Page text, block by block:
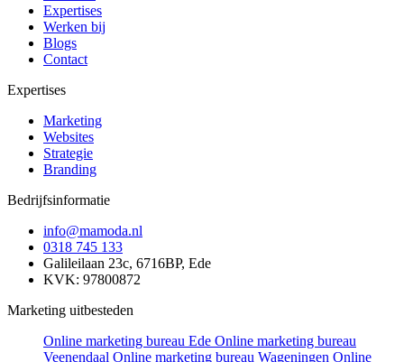
Expertises
Werken bij
Blogs
Contact
Expertises
Marketing
Websites
Strategie
Branding
Bedrijfsinformatie
info@mamoda.nl
0318 745 133
Galileilaan 23c, 6716BP, Ede
KVK: 97800872
Marketing uitbesteden
Online marketing bureau Ede Online marketing bureau
Veenendaal Online marketing bureau Wageningen Online